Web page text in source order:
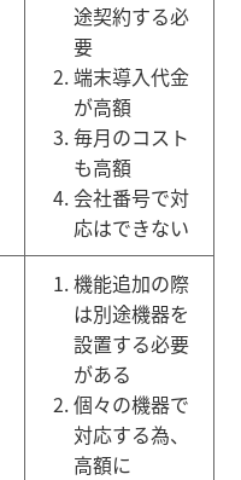
途契約する必
要
端末導入代金
が高額
毎月のコスト
も高額
会社番号で対
応はできない
機能追加の際
は別途機器を
設置する必要
がある
個々の機器で
対応する為、
高額に